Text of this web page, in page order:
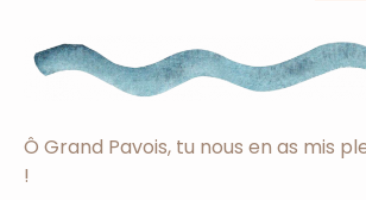
Ô Grand Pavois, tu nous en as mis
!